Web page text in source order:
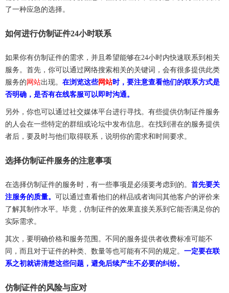
了一种应急的选择。
如何进行仿制证件24小时联系
如果你有仿制证件的需求，并且希望能够在24小时内快速联系到相关
服务。首先，你可以通过网络搜索相关的关键词，会有很多提供此类
服务的 网站出现。 在浏览这些网站时，要注意查看他们的联系方式是
否明确，是否有在线客服可以即时沟通。
另外，你也可以通过社交媒体平台进行寻找。有些提供仿制证件服务
的人会在一些特定的群组或论坛中发布信息。在找到潜在的服务提供
者后，要及时与他们取得联系，说明你的需求和时间要求。
选择仿制证件服务的注意事项
在选择仿制证件的服务时，有一些事项是必须要考虑到的。 首先要关
注服务的质量。 可以通过查看他们的样品或者询问其他客户的评价来
了解其制作水平。毕竟，仿制证件的效果直接关系到它能否满足你的
实际需求。
其次，要明确价格和服务范围。不同的服务提供者收费标准可能不
同，而且对于证件的种类、数量等也可能有不同的规定。 一定要在联
系之初就讲清楚这些问题，避免后续产生不必要的纠纷。
仿制证件的风险与应对